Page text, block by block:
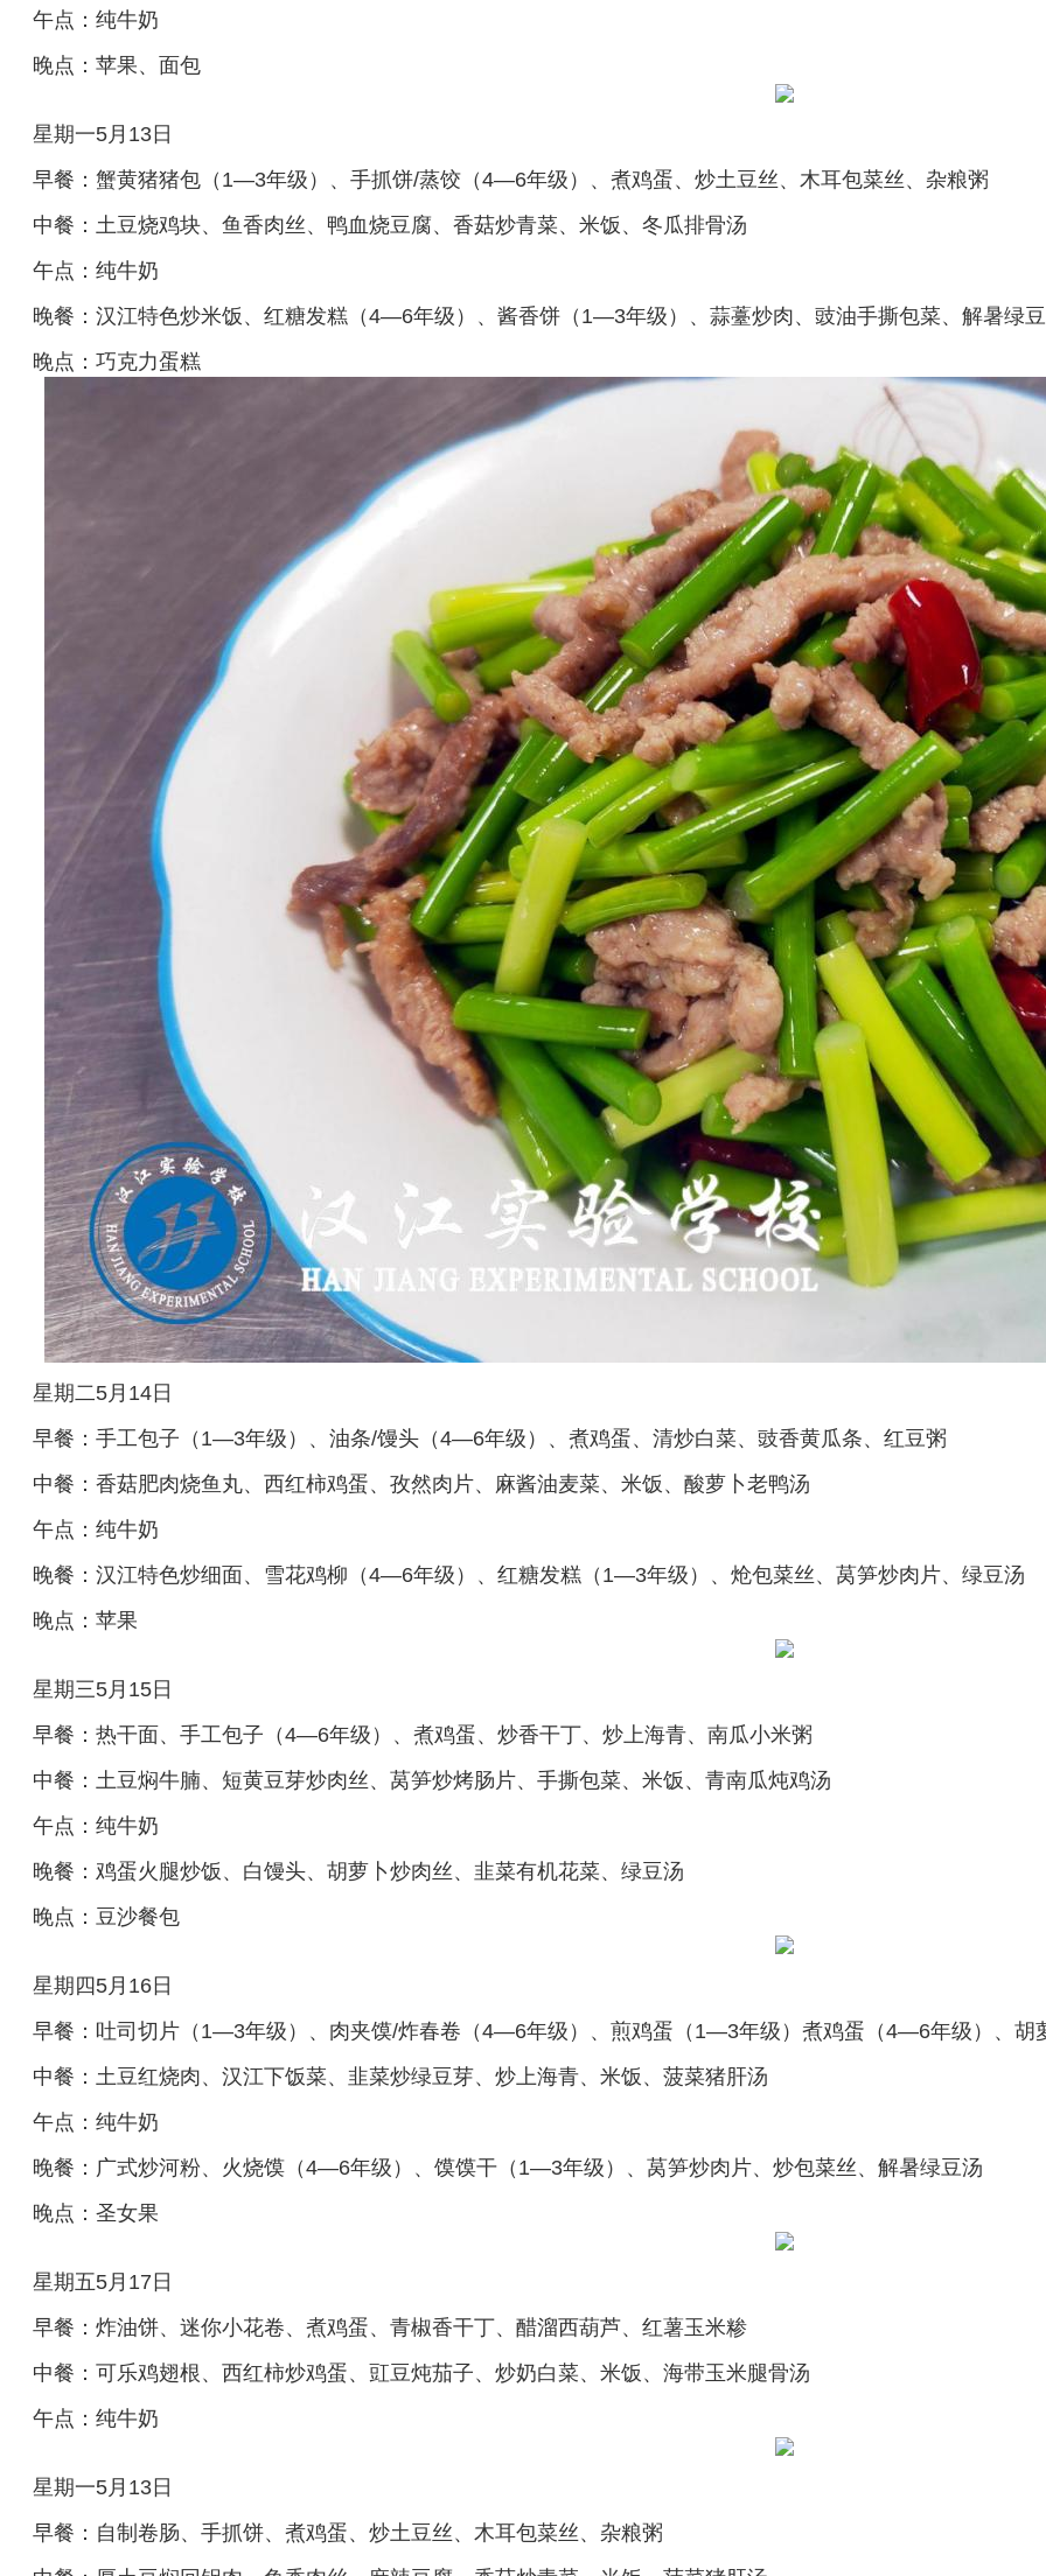
午点：纯牛奶
晚点：苹果、面包
星期一5月13日
早餐：蟹黄猪猪包（1—3年级）、手抓饼/蒸饺（4—6年级）、煮鸡蛋、炒土豆丝、木耳包菜丝、杂粮粥
中餐：土豆烧鸡块、鱼香肉丝、鸭血烧豆腐、香菇炒青菜、米饭、冬瓜排骨汤
午点：纯牛奶
晚餐：汉江特色炒米饭、红糖发糕（4—6年级）、酱香饼（1—3年级）、蒜薹炒肉、豉油手撕包菜、解暑绿
晚点：巧克力蛋糕
星期二5月14日
早餐：手工包子（1—3年级）、油条/馒头（4—6年级）、煮鸡蛋、清炒白菜、豉香黄瓜条、红豆粥
中餐：香菇肥肉烧鱼丸、西红柿鸡蛋、孜然肉片、麻酱油麦菜、米饭、酸萝卜老鸭汤
午点：纯牛奶
晚餐：汉江特色炒细面、雪花鸡柳（4—6年级）、红糖发糕（1—3年级）、炝包菜丝、莴笋炒肉片、绿豆汤
晚点：苹果
星期三5月15日
早餐：热干面、手工包子（4—6年级）、煮鸡蛋、炒香干丁、炒上海青、南瓜小米粥
中餐：土豆焖牛腩、短黄豆芽炒肉丝、莴笋炒烤肠片、手撕包菜、米饭、青南瓜炖鸡汤
午点：纯牛奶
晚餐：鸡蛋火腿炒饭、白馒头、胡萝卜炒肉丝、韭菜有机花菜、绿豆汤
晚点：豆沙餐包
星期四5月16日
早餐：吐司切片（1—3年级）、肉夹馍/炸春卷（4—6年级）、煎鸡蛋（1—3年级）煮鸡蛋（4—6年级）、胡
中餐：土豆红烧肉、汉江下饭菜、韭菜炒绿豆芽、炒上海青、米饭、菠菜猪肝汤
午点：纯牛奶
晚餐：广式炒河粉、火烧馍（4—6年级）、馍馍干（1—3年级）、莴笋炒肉片、炒包菜丝、解暑绿豆汤
晚点：圣女果
星期五5月17日
早餐：炸油饼、迷你小花卷、煮鸡蛋、青椒香干丁、醋溜西葫芦、红薯玉米糁
中餐：可乐鸡翅根、西红柿炒鸡蛋、豇豆炖茄子、炒奶白菜、米饭、海带玉米腿骨汤
午点：纯牛奶
星期一5月13日
早餐：自制卷肠、手抓饼、煮鸡蛋、炒土豆丝、木耳包菜丝、杂粮粥